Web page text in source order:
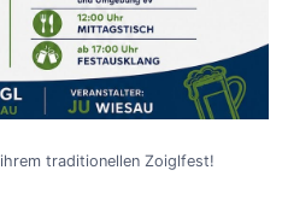
traditionellen Zoiglfest!